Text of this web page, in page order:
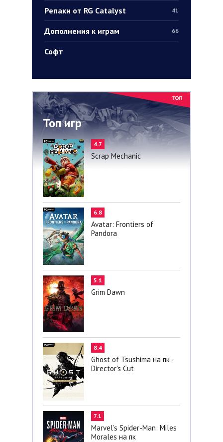
Репаки от RG Catalyst 41
Дополнения к играм 66
Софт
Топ игр
4.7
Scrap Mechanic
6.8
Avatar: Frontiers of
Pandora
5.1
Grim Dawn
8.4
Ghost of Tsushima на пк -
Director's Cut
7.1
Marvel’s Spider-Man: Miles
Morales на пк